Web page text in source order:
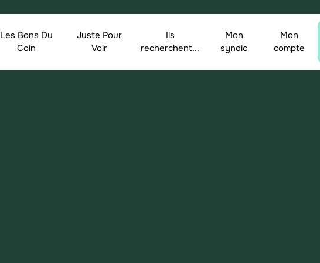
Les Bons Du
Coin
Juste Pour
Voir
Ils
recherchent...
Mon
syndic
Mon
compte